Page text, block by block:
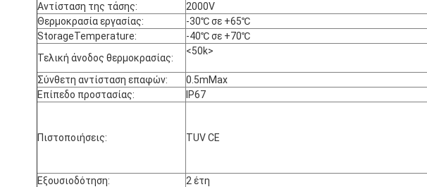
Αντίσταση της τάσης:
2000V
Θερμοκρασία εργασίας:
-30℃ σε +65℃
StorageTemperature:
-40℃ σε +70℃
Τελική άνοδος θερμοκρασίας:
<50k>
Σύνθετη αντίσταση επαφών:
0.5mMax
Επίπεδο προστασίας:
IP67
Πιστοποιήσεις: TUV CE
Εξουσιοδότηση:
2 έτη